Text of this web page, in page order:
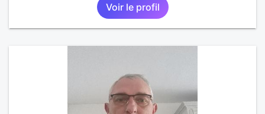
Voir le profil